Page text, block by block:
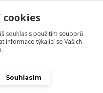
2012-2024 - Všechny práva
cookies
souhlas s použitím souborů
informace týkající se Vašich
Souhlasím